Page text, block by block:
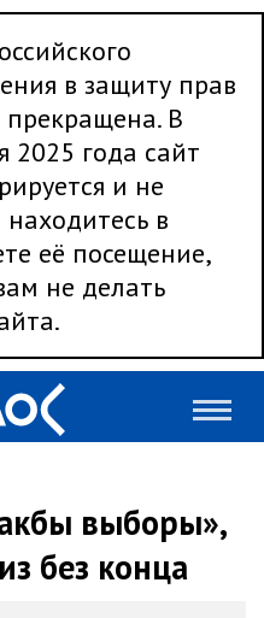
в защиту прав
прекращена. В
2025 года сайт
и не
в
её посещение,
не делать
выборы»,
без конца